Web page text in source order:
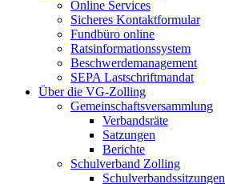
Online Services
Sicheres Kontaktformular
Fundbüro online
Ratsinformationssystem
Beschwerdemanagement
SEPA Lastschriftmandat
Über die VG-Zolling
Gemeinschaftsversammlung
Verbandsräte
Satzungen
Berichte
Schulverband Zolling
Schulverbandssitzungen